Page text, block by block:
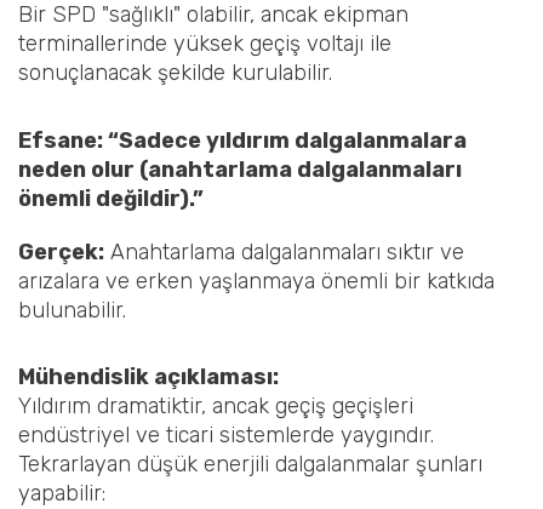
Bir SPD "sağlıklı" olabilir, ancak ekipman
terminallerinde yüksek geçiş voltajı ile
sonuçlanacak şekilde kurulabilir.
Efsane: “Sadece yıldırım dalgalanmalara
neden olur (anahtarlama dalgalanmaları
önemli değildir).”
Gerçek: Anahtarlama dalgalanmaları sıktır ve
arızalara ve erken yaşlanmaya önemli bir katkıda
bulunabilir.
Mühendislik açıklaması:
Yıldırım dramatiktir, ancak geçiş geçişleri
endüstriyel ve ticari sistemlerde yaygındır.
Tekrarlayan düşük enerjili dalgalanmalar şunları
yapabilir: